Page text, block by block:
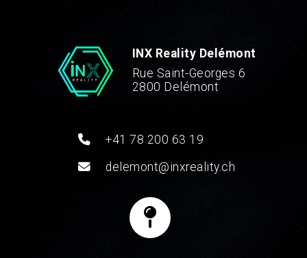
INX Reality Delémont
Rue Saint-Georges 6
2800 Delémont
+41 78 200 63 19
delemont@inxreality.ch